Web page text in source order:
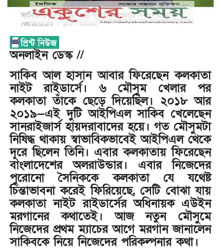
অনলাইন ডেস্ক //
সাকিব আল হাসান আবার ফিরেছেন কলকাতা
নাইট রাইডার্সে। ৬ মৌসুম খেলার পর
কলকাতা তাঁকে ছেড়ে দিয়েছিল। ২০১৮ আর
২০১৯—এই দুটি আইপিএল সাকিব খেলেছেন
সানরাইজার্স হায়দরাবাদের হয়ে। গত মৌসুমটা
নিষিদ্ধ থাকায় স্বাভাবিকভাবেই আইপিএল থেকে
দূরে ছিলেন তিনি। এবার কলকাতায় ফিরেছেন
বাংলাদেশের অলরাউন্ডার। এবার নিজেদের
পুরোনো সৈনিককে কলকাতা যে যথেষ্ট
চিন্তাভাবনা করেই ফিরিয়েছে, সেটি বোঝা যায়
কলকাতা নাইট রাইডার্সের অধিনায়ক এউইন
মরগানের কথাতেই। আজ নতুন মৌসুমে
নিজেদের প্রথম ম্যাচের আগে মরগান জানালেন
সাকিবকে নিয়ে নিজেদের পরিকল্পনার কথা।